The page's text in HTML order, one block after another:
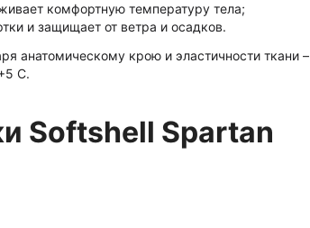
комфортную температуру тела;
и защищает от ветра и осадков.
анатомическому крою и эластичности ткани –
С.
Softshell Spartan